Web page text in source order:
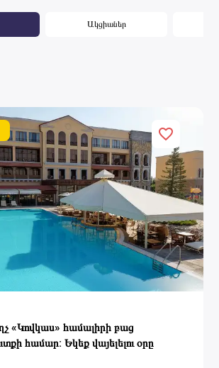
Ակցիաներ
«Կովկաս» համալիրի բաց
համար: Եկեք վայելելու օրը